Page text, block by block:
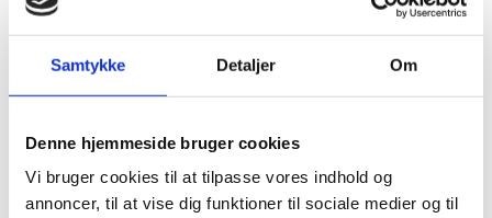
Samtykke Detaljer Om
Denne hjemmeside bruger cookies
Vi bruger cookies til at tilpasse vores indhold og
annoncer, til at vise dig funktioner til sociale medier og til
Relaterede varer
Havblik Garn Mørk
Støvet Grøn 111